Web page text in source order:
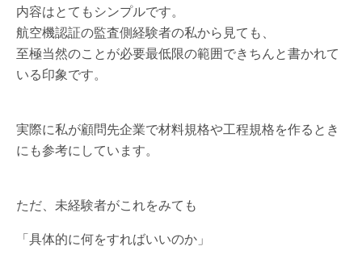
内容はとてもシンプルです。
航空機認証の監査側経験者の私から見ても、
至極当然のことが必要最低限の範囲できちんと書かれて
いる印象です。
実際に私が顧問先企業で材料規格や工程規格を作るとき
にも参考にしています。
ただ、未経験者がこれをみても
「具体的に何をすればいいのか」